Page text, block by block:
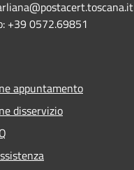
+39 0572.69851
appuntamento
disservizio